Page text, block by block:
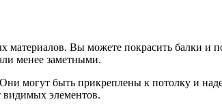
Вы можете покрасить балки и
менее заметными.
могут быть прикреплены к потолку и
видимых элементов.